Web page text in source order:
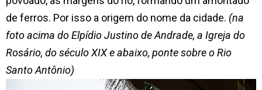
de ferros. Por isso a origem do nome da cidade. (na
foto acima do Elpídio Justino de Andrade, a Igreja do
Rosário, do século XIX e abaixo, ponte sobre o Rio
Santo Antônio)